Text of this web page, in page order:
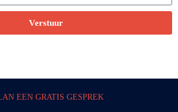
Verstuur
EEN GRATIS GESPREK